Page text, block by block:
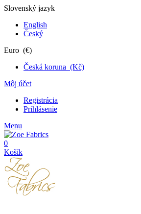
Slovenský jazyk
English
Český
Euro (€)
Česká koruna (Kč)
Môj účet
Registrácia
Prihlásenie
Menu
0
Košík